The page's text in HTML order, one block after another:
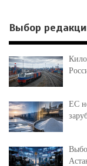
Выбор
ЕС